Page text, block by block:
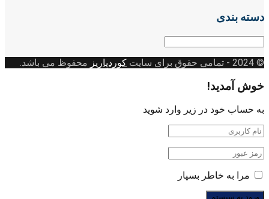
دسته بندی
دسته
© 2024
- تمامی حقوق برای سایت کوردپاریز محفوظ می باشد.
خوش آمدید!
به حساب خود در زیر وارد شوید
مرا به خاطر بسپار